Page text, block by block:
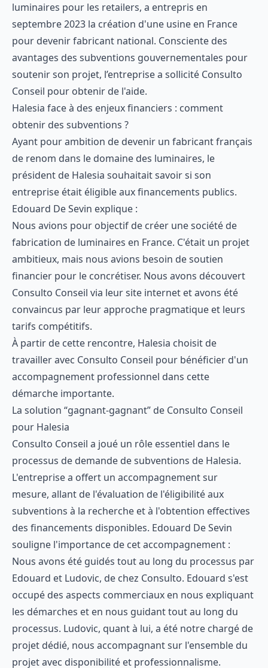
luminaires pour les retailers, a entrepris en
septembre 2023 la création d'une usine en France
pour devenir fabricant national. Consciente des
avantages des subventions gouvernementales pour
soutenir son projet, l’entreprise a sollicité Consulto
Conseil pour obtenir de l'aide.
Halesia face à des enjeux financiers : comment
obtenir des subventions ?
Ayant pour ambition de devenir un fabricant français
de renom dans le domaine des luminaires, le
président de Halesia souhaitait savoir si son
entreprise était éligible aux financements publics.
Edouard De Sevin explique :
Nous avions pour objectif de créer une société de
fabrication de luminaires en France. C'était un projet
ambitieux, mais nous avions besoin de soutien
financier pour le concrétiser. Nous avons découvert
Consulto Conseil via leur site internet et avons été
convaincus par leur approche pragmatique et leurs
tarifs compétitifs.
À partir de cette rencontre, Halesia choisit de
travailler avec Consulto Conseil pour bénéficier d'un
accompagnement professionnel dans cette
démarche importante.
La solution “gagnant-gagnant” de Consulto Conseil
pour Halesia
Consulto Conseil a joué un rôle essentiel dans le
processus de demande de subventions de Halesia.
L'entreprise a offert un accompagnement sur
mesure, allant de l'évaluation de l'éligibilité aux
subventions à la recherche et à l'obtention effectives
des financements disponibles. Edouard De Sevin
souligne l'importance de cet accompagnement :
Nous avons été guidés tout au long du processus par
Edouard et Ludovic, de chez Consulto. Edouard s'est
occupé des aspects commerciaux en nous expliquant
les démarches et en nous guidant tout au long du
processus. Ludovic, quant à lui, a été notre chargé de
projet dédié, nous accompagnant sur l'ensemble du
projet avec disponibilité et professionnalisme.